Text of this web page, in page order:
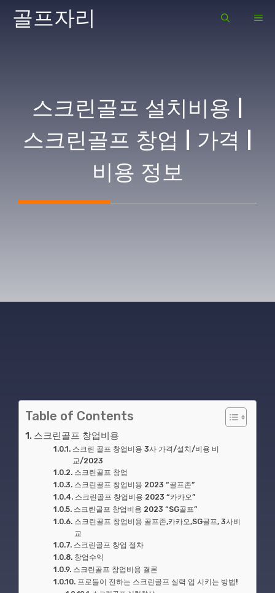
Skip골프자리
스크린골프 설치비용 |
스크린골프 창업 | 가격 |
비용 정보
Table of Contents
스크린골프 창업비용
스크린 골프 창업비용 3사 가격/설치/비용 비
교/2023
스크린골프 창업
스크린골프 창업비용 2023 “골프존”
스크린골프 창업비용 2023 “카카오”
스크린골프 창업비용 2023 “SG골프”
스크린골프 창업비용 골프존,카카오,SG골프, 3사비
교
스크린골프 창업 절차
창업수익
스크린골프 창업비용 결론
프로들이 전하는 스크린골프 실력 업 시키는 방법!